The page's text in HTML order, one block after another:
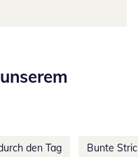
den Tag Bunte